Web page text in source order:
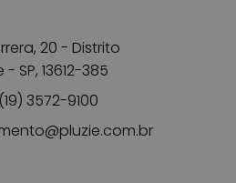
20 - Distrito
SP, 13612-385
3572-9100